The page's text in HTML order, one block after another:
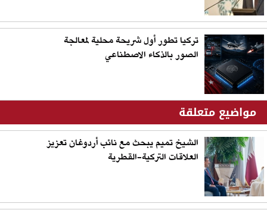
تركيا تطور أول شريحة محلية لمعالجة
الصور بالذكاء الاصطناعي
مواضيع متعلقة
الشيخ تميم يبحث مع نائب أردوغان تعزيز
العلاقات التركية-القطرية